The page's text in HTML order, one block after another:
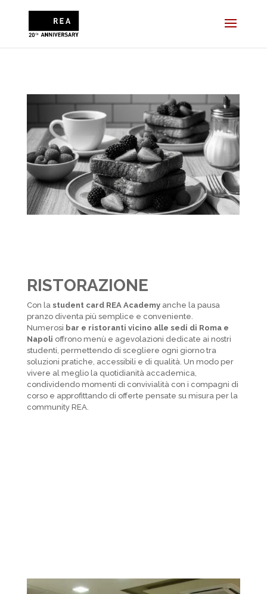
RISTORAZIONE
Con la student card REA Academyanche la pausa
pranzo diventa più semplice e conveniente.
Numerosi bar e ristoranti vicino alle sedi di Roma e
Napoli offrono menù e agevolazioni dedicate ai nostri
studenti, permettendo di scegliere ogni giorno tra
soluzioni pratiche, accessibili e di qualità. Un modo per
vivere al meglio la quotidianità accademica,
condividendo momenti di convivialità con i compagni di
corso e approfittando di offerte pensate su misura per la
community REA.